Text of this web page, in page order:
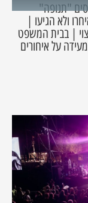
"תנופה"
איחרו ולא הגיעו |
וקבע פיצוי | בבית המשפט
על איחורים